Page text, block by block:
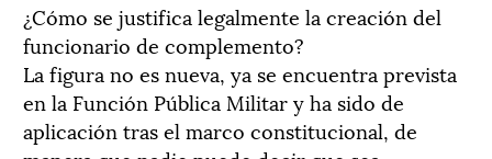
¿Cómo se justifica legalmente la creación del
funcionario de complemento?
La figura no es nueva, ya se encuentra prevista
en la Función Pública Militar y ha sido de
aplicación tras el marco constitucional, de